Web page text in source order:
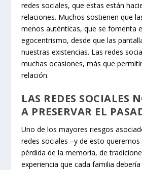
redes sociales, que estas están
relaciones. Muchos sostienen que
menos auténticas, que se fomenta
egocentrismo, desde que las
nuestras existencias. Las redes
muchas ocasiones, más que
relación.
LAS REDES SOCIALES
A PRESERVAR EL
Uno de los mayores riesgos
redes sociales –y de esto
pérdida de la memoria, de
experiencia que cada familia